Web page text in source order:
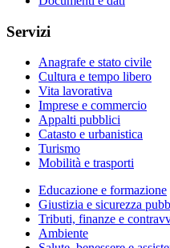
Servizi
Anagrafe e stato civile
Cultura e tempo libero
Vita lavorativa
Imprese e commercio
Appalti pubblici
Catasto e urbanistica
Turismo
Mobilità e trasporti
Educazione e formazione
Giustizia e sicurezza
Tributi, finanze e
Ambiente